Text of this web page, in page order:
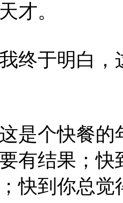
才。
于明白，
个快餐的
有结果；
快到你总觉